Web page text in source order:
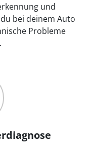
und
bei deinem Auto
Probleme